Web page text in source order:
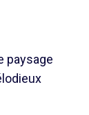
paysage